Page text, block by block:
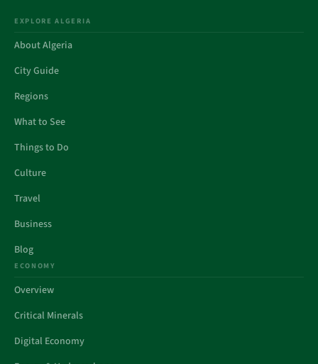
EXPLORE ALGERIA
About Algeria
City Guide
Regions
What to See
Things to Do
Culture
Travel
Business
Blog
ECONOMY
Overview
Critical Minerals
Digital Economy